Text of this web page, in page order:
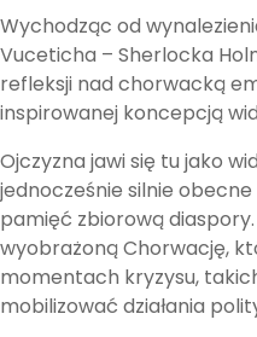
Wychodząc od
Vuceticha – Sherlocka
refleksji nad chorwacką
inspirowanej koncepcją
Ojczyzna jawi się tu jako
jednocześnie silnie
pamięć zbiorową
wyobrażoną Chorwację,
momentach kryzysu,
mobilizować działania